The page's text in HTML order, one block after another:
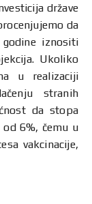
države
da
iznositi
Ukoliko
u realizaciji
stranih
da stopa
6%, čemu u
vakcinacije,